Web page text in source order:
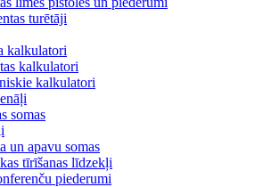
turētāji
kalkulatori
kalkulatori
kalkulatori
somas
un apavu somas
tīrīšanas līdzekļi
piederumi